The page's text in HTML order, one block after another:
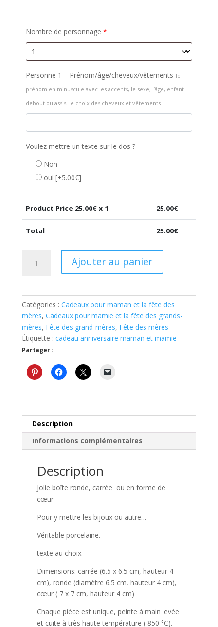
Nombre de personnage *
Personne 1 – Prénom/âge/cheveux/vêtements le
prénom en minuscule avec les accents, le sexe, l’âge, enfant
debout ou assis, le choix des cheveux et vêtements
Voulez mettre un texte sur le dos ?
Non
oui [+5.00€]
Product Price 25.00€ x 1 25.00€
Total 25.00€
porcelaine
pour
mamie
maman
Ajouter au panier
Catégories : Cadeaux pour maman et la fête des
mères, Cadeaux pour mamie et la fête des grands-
mères, Fête des grand-mères, Fête des mères
Étiquette : cadeau anniversaire maman et mamie
Partager :
Description
Informations complémentaires
Description
Jolie boîte ronde, carrée ou en forme de
cœur.
Pour y mettre les bijoux ou autre…
Véritable porcelaine.
texte au choix.
Dimensions: carrée (6.5 x 6.5 cm, hauteur 4
cm), ronde (diamètre 6.5 cm, hauteur 4 cm),
cœur ( 7 x 7 cm, hauteur 4 cm)
Chaque pièce est unique, peinte à main levée
et cuite à très haute température ( 850 °C).